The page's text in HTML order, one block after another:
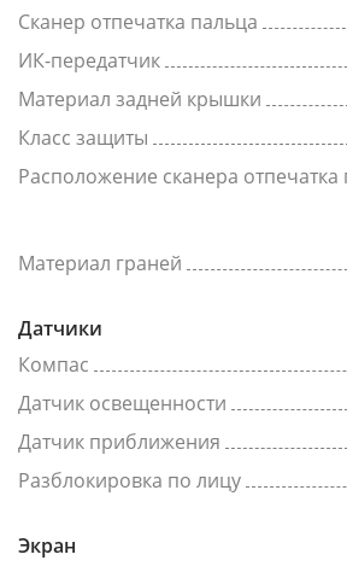
Сканер отпечатка пальца
ИК-передатчик
Материал задней крышки
Класс защиты
Расположение сканера отпечатка
Материал граней
Датчики
Компас
Датчик освещенности
Датчик приближения
Разблокировка по лицу
Экран